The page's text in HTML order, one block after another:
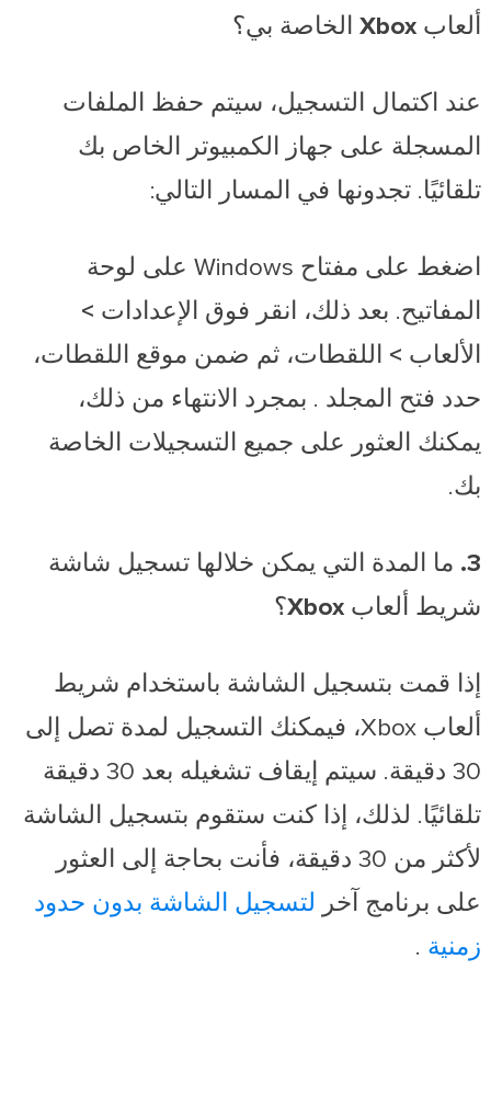
ألعاب Xbox الخاصة بي؟
عند اكتمال التسجيل، سيتم حفظ الملفات
المسجلة على جهاز الكمبيوتر الخاص بك
تلقائيًا. تجدونها في المسار التالي:
اضغط على مفتاح Windows على لوحة
المفاتيح. بعد ذلك،
انقر فوق الإعدادات >
الألعاب > اللقطات، ثم ضمن موقع اللقطات،
حدد فتح المجلد . بمجرد الانتهاء من ذلك،
يمكنك العثور على جميع التسجيلات الخاصة
بك.
3. ما المدة التي يمكن خلالها تسجيل شاشة
شريط ألعاب Xbox؟
إذا قمت بتسجيل الشاشة باستخدام شريط
ألعاب Xbox، فيمكنك التسجيل لمدة تصل إلى
30 دقيقة. سيتم إيقاف تشغيله بعد 30 دقيقة
تلقائيًا. لذلك، إذا كنت ستقوم بتسجيل الشاشة
لأكثر من 30 دقيقة، فأنت بحاجة إلى العثور
على برنامج آخر لتسجيل الشاشة بدون حدود
زمنية .